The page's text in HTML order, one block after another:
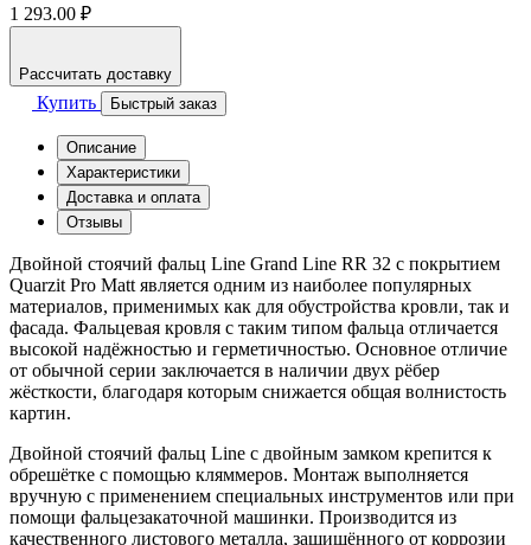
1 293.00 ₽
Рассчитать доставку
Купить Быстрый заказ
Описание
Характеристики
Доставка и оплата
Отзывы
Двойной стоячий фальц Line Grand Line RR 32 с покрытием
Quarzit Pro Matt является одним из наиболее популярных
материалов, применимых как для обустройства кровли, так и
фасада. Фальцевая кровля с таким типом фальца отличается
высокой надёжностью и герметичностью. Основное отличие
от обычной серии заключается в наличии двух рёбер
жёсткости, благодаря которым снижается общая волнистость
картин.
Двойной стоячий фальц Line с двойным замком крепится к
обрешётке с помощью кляммеров. Монтаж выполняется
вручную с применением специальных инструментов или при
помощи фальцезакаточной машинки. Производится из
качественного листового металла, защищённого от коррозии